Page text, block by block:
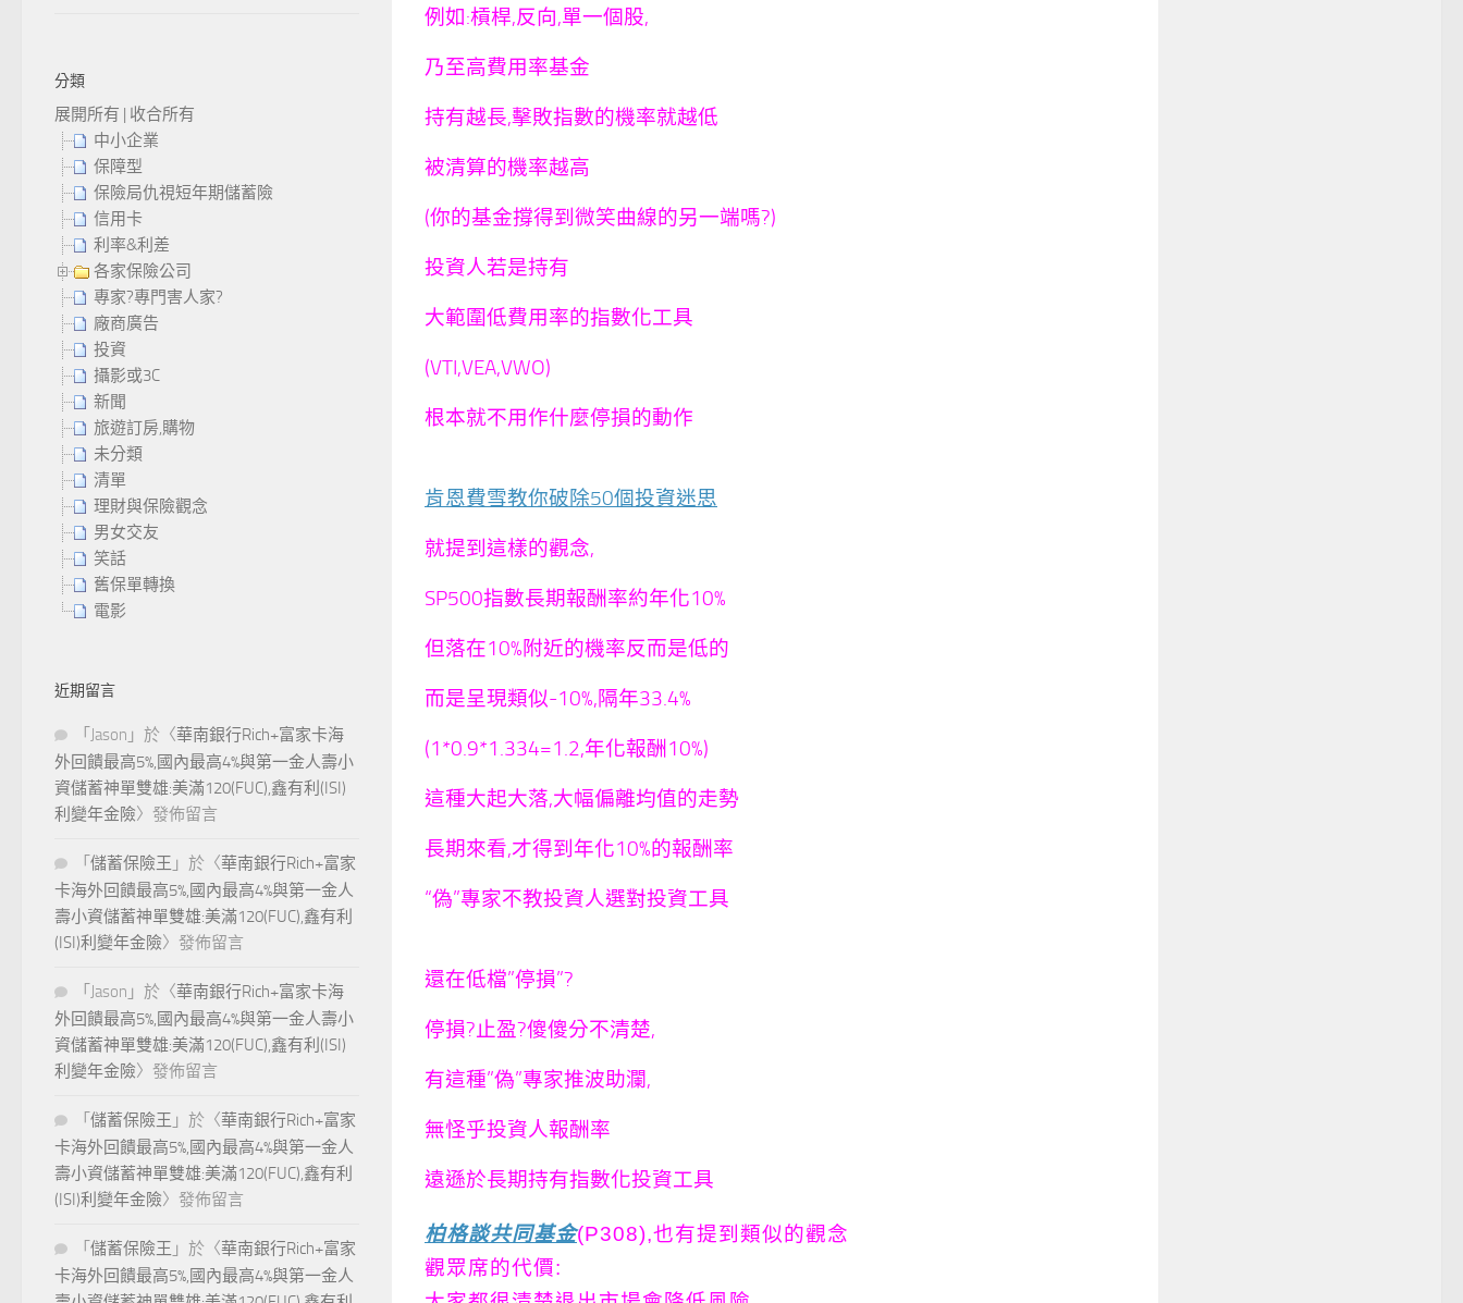
例如:槓桿,反向,單一個股,
乃至高費用率基金
持有越長,擊敗指數的機率就越低
被清算的機率越高
(你的基金撐得到微笑曲線的另一端嗎?)
投資人若是持有
大範圍低費用率的指數化工具
(VTI,VEA,VWO)
根本就不用作什麼停損的動作
肯恩費雪教你破除50個投資迷思
就提到這樣的觀念,
SP500指數長期報酬率約年化10%
但落在10%附近的機率反而是低的
而是呈現類似-10%,隔年33.4%
(1*0.9*1.334=1.2,年化報酬10%)
這種大起大落,大幅偏離均值的走勢
長期來看,才得到年化10%的報酬率
“偽”專家不教投資人選對投資工具
還在低檔”停損”?
停損?止盈?傻傻分不清楚,
有這種”偽”專家推波助瀾,
無怪乎投資人報酬率
遠遜於長期持有指數化投資工具
柏格談共同基金(P308),也有提到類似的觀念
觀眾席的代價:
分類
展開所有 | 收合所有
中小企業
保障型
保險局仇視短年期儲蓄險
信用卡
利率&利差
各家保險公司
專家?專門害人家?
廠商廣告
投資
攝影或3C
新聞
旅遊訂房,購物
未分類
清單
理財與保險觀念
男女交友
笑話
舊保單轉換
電影
近期留言
「 Jason 」於〈華南銀行Rich+富家卡海
外回饋最高5%,國內最高4%與第一金人壽小
資儲蓄神單雙雄:美滿120(FUC),鑫有利(ISI)
利變年金險〉發佈留言
「 儲蓄保險王 」於〈華南銀行Rich+富家
卡海外回饋最高5%,國內最高4%與第一金人
壽小資儲蓄神單雙雄:美滿120(FUC),鑫有利
(ISI)利變年金險〉發佈留言
「 Jason 」於〈華南銀行Rich+富家卡海
外回饋最高5%,國內最高4%與第一金人壽小
資儲蓄神單雙雄:美滿120(FUC),鑫有利(ISI)
利變年金險〉發佈留言
「 儲蓄保險王 」於〈華南銀行Rich+富家
卡海外回饋最高5%,國內最高4%與第一金人
壽小資儲蓄神單雙雄:美滿120(FUC),鑫有利
(ISI)利變年金險〉發佈留言
「 儲蓄保險王 」於〈華南銀行Rich+富家
卡海外回饋最高5%,國內最高4%與第一金人